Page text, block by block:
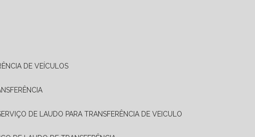
DE VEÍCULOS
SERVIÇO DE LAUDO PARA TRANSFERÊNCIA DE VEICULO